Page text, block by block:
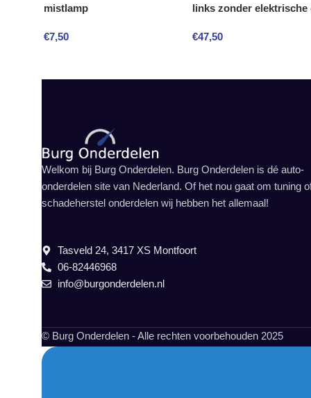
mistlamp
€7,50
links zonder elektrische
€47,50
Welkom bij Burg Onderdelen. Burg Onderdelen is dé auto-
onderdelen site van Nederland. Of het nou gaat om tuning
schadeherstel onderdelen wij hebben het allemaal!
Tasveld 24, 3417 XS Montfoort
06-82446968
info@burgonderdelen.nl
© Burg Onderdelen - Alle rechten voorbehouden 2025